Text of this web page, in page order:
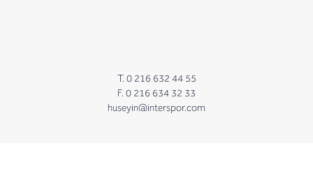
T. 0 216 632 44 55
F. 0 216 634 32 33
huseyin@interspor.com